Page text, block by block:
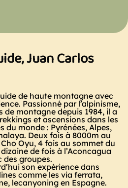
Juan Carlos
de haute montagne avec
Passionné par l’alpinisme,
de montagne depuis 1984, il a
et ascensions dans les
du monde : Pyrénées, Alpes,
Deux fois à 8000m au
Oyu, 4 fois au sommet du
de fois à l’Aconcagua
des groupes.
son expérience dans
comme les via ferrata,
lecanyoning en Espagne.